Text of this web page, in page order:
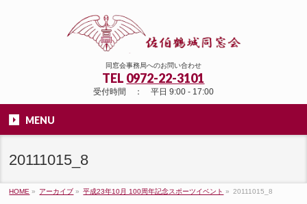
同窓会事務局へのお問い合わせ
TEL 0972-22-3101
受付時間 ： 平日 9:00 - 17:00
MENU
20111015_8
HOME » アーカイブ » 平成23年10月 100周年記念スポーツイベント » 20111015_8